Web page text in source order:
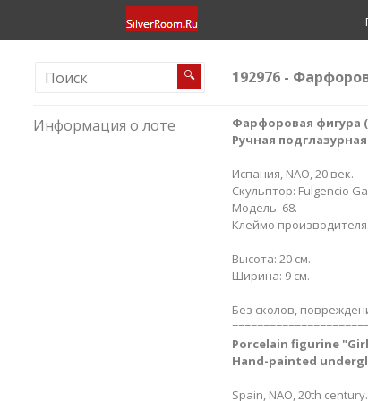
🔍 192976 -
Информация о лоте
Фарфоровая фигура
Ручная
Испания, NAO, 20 век.
Скульптор: Fulgencio
Модель: 68.
Клеймо производителя.
Высота: 20 см.
Ширина: 9 см.
Без сколов,
Porcelain figurine
Hand-painted
Spain, NAO, 20th century.